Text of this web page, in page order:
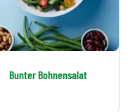
Bunter Bohnensalat